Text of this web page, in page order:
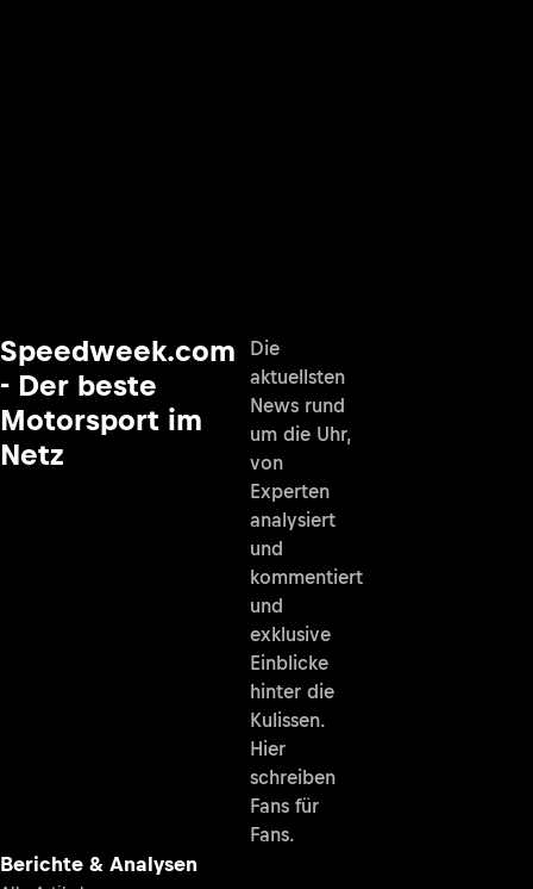
Speedweek.com
- Der beste
Motorsport im
Netz
Die
aktuellsten
News rund
um die Uhr,
von
Experten
analysiert
und
kommentiert
und
exklusive
Einblicke
hinter die
Kulissen.
Hier
schreiben
Fans für
Fans.
Berichte & Analysen